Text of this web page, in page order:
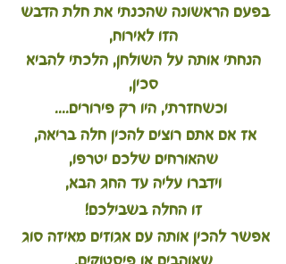
בפעם הראשונה שהכנתי את חלת הדבש
הזו לאירוח,
הנחתי אותה על השולחן, הלכתי להביא
סכין,
אז אם אתם רוצים להכין חלה בריאה,
שהאורחים שלכם יטרפו,
וידברו עליה עד החג הבא,
זו החלה בשבילכם!
אפשר להכין אותה עם אגוזים מאיזה סוג